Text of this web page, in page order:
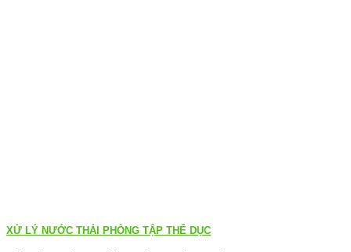
XỬ LÝ NƯỚC THẢI PHÒNG TẬP THỂ DỤC